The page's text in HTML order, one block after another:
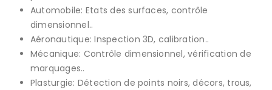
Automobile: Etats des surfaces, contrôle
dimensionnel..
Aéronautique: Inspection 3D, calibration..
Mécanique: Contrôle dimensionnel, vérification de
marquages..
Plasturgie: Détection de points noirs, décors, trous,